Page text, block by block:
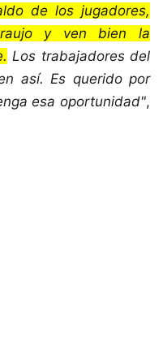
de los jugadores,
y ven bien la
Los trabajadores del
así. Es querido por
esa oportunidad",